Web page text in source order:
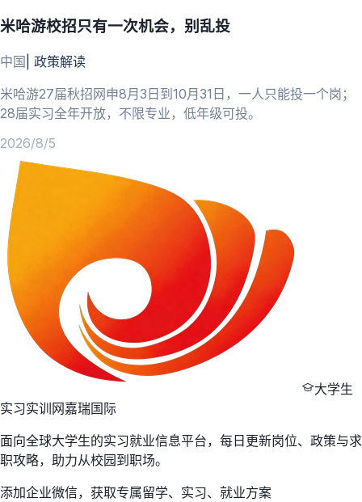
米哈游校招只有一次机会，别乱投
中国 政策解读
米哈游27届秋招网申8月3日到10月31日，一人只能投一个岗；
28届实习全年开放，不限专业，低年级可投。
2026/8/5
大学生
实习实训网嘉瑞国际
面向全球大学生的实习就业信息平台，每日更新岗位、政策与求
职攻略，助力从校园到职场。
添加企业微信，获取专属留学、实习、就业方案